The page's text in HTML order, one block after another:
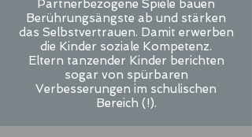
Partnerbezogene Spiele bauen
Berührungsängste ab und stärken
das Selbstvertrauen. Damit erwerben
die Kinder soziale Kompetenz.
Eltern tanzender Kinder berichten
sogar von spürbaren
Verbesserungen im schulischen
Bereich (!).